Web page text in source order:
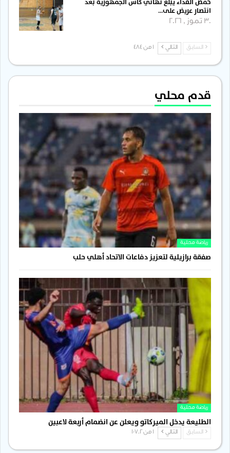
انتصار عريض على…
30 تموز , 2026
السابق التالي
قدم محلي
رياضة محلية
صفقة برازيلية لتعزيز دفاعات الاتحاد أهلي حلب
رياضة محلية
الطليعة يدخل الميركاتو ويعلن عن انضمام أربعة لاعبين
السابق التالي